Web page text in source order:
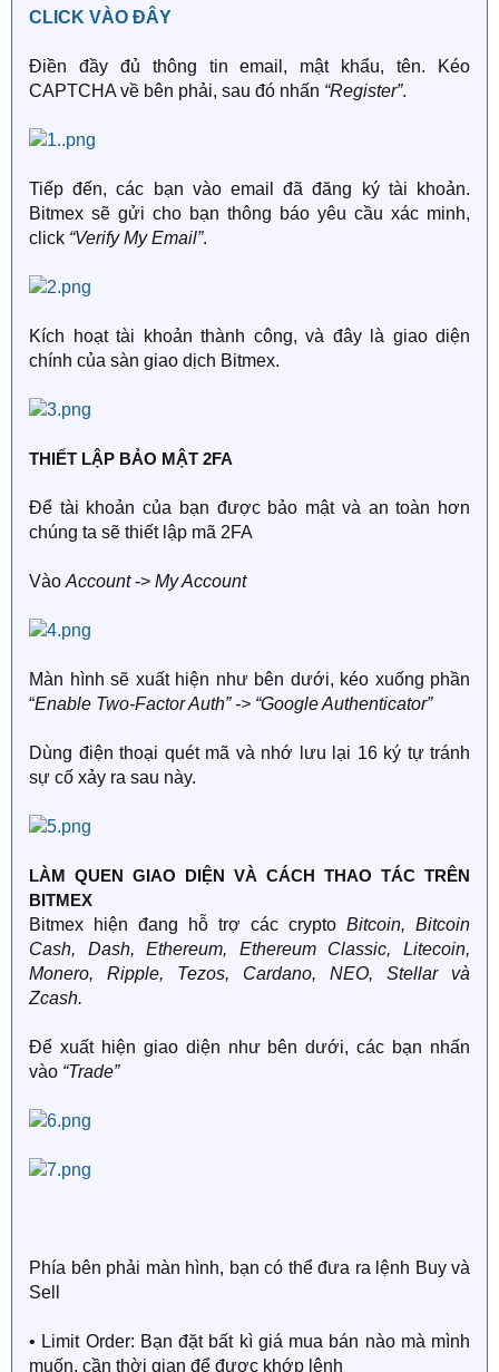
CLICK VÀO ĐÂY
Điền đầy đủ thông tin email, mật khẩu, tên. Kéo
CAPTCHA về bên phải, sau đó nhấn “Register”.
Tiếp đến, các bạn vào email đã đăng ký tài khoản.
Bitmex sẽ gửi cho bạn thông báo yêu cầu xác minh,
click “Verify My Email”.
Kích hoạt tài khoản thành công, và đây là giao diện
chính của sàn giao dịch Bitmex.
THIẾT LẬP BẢO MẬT 2FA
Để tài khoản của bạn được bảo mật và an toàn hơn
chúng ta sẽ thiết lập mã 2FA
Vào Account-> My Account
Màn hình sẽ xuất hiện như bên dưới, kéo xuống phần
“Enable Two-Factor Auth” -> “Google Authenticator”
Dùng điện thoại quét mã và nhớ lưu lại 16 ký tự tránh
sự cố xảy ra sau này.
LÀM QUEN GIAO DIỆN VÀ CÁCH THAO TÁC TRÊN
BITMEX
Bitmex hiện đang hỗ trợ các crypto Bitcoin, Bitcoin
Cash, Dash, Ethereum, Ethereum Classic, Litecoin,
Monero, Ripple, Tezos, Cardano, NEO, Stellar và
Zcash.
Để xuất hiện giao diện như bên dưới, các bạn nhấn
vào “Trade”
Phía bên phải màn hình, bạn có thể đưa ra lệnh Buy và
Sell
• Limit Order: Bạn đặt bất kì giá mua bán nào mà mình
muốn, cần thời gian để được khớp lệnh